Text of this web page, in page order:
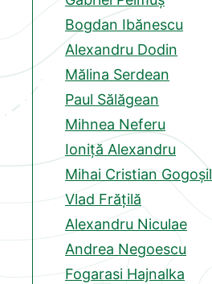
Bogdan Ibănescu
Alexandru Dodin
Mălina Serdean
Paul Sălăgean
Mihnea Neferu
Ioniță Alexandru
Mihai Cristian
Vlad Frățilă
Alexandru Niculae
Andrea Negoescu
Fogarasi Hajnalka